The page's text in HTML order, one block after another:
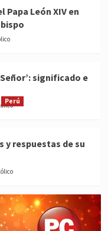
León XIV en
significado e
Perú
y respuestas de su